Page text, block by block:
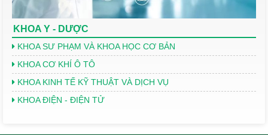
KHOA Y - DƯỢC
KHOA SƯ PHẠM VÀ KHOA HỌC CƠ BẢN
KHOA CƠ KHÍ Ô TÔ
KHOA KINH TẾ KỸ THUẬT VÀ DỊCH VỤ
KHOA ĐIỆN - ĐIỆN TỬ